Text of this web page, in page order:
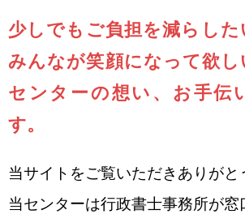
少しでもご負担を減らした
みんなが笑顔になって欲し
センターの想い、お手伝
す。
当サイトをご覧いただきありがと
当センターは行政書士事務所が窓